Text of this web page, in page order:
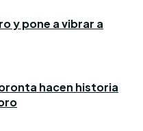
y pone a vibrar a
hacen historia